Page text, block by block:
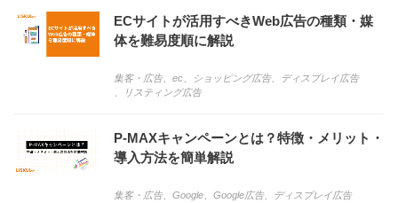
ECサイトが活用すべきWeb広告の種類・媒
体を難易度順に解説
集客・広告、 ec ショッピング広告、
ディスプレイ広告
リスティング広告
P-MAXキャンペーンとは？特徴・メリット・
導入方法を簡単解説
集客・広告、 Google Google広告、 ディスプレイ広告